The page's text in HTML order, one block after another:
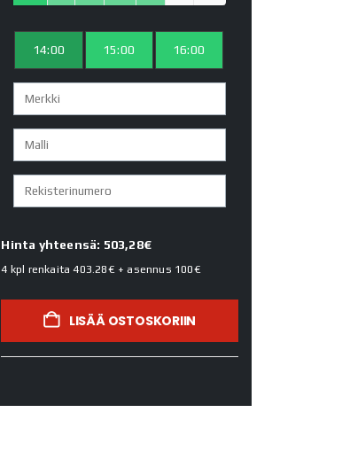
14:00 15:00 16:00
Hinta yhteensä: 503,28€
4 kpl renkaita403.28€+ asennus 100€
LISÄÄ OSTOSKORIIN